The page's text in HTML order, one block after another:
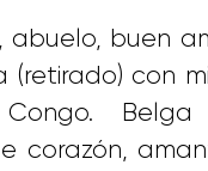
abuelo, buen
(retirado) con
Belga
corazón,